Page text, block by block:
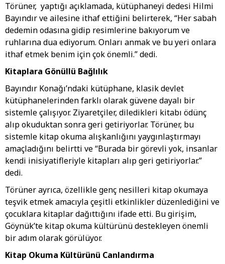
Törüner, yaptığı açıklamada, kütüphaneyi dedesi Hilmi
Bayındır ve ailesine ithaf ettiğini belirterek, “Her sabah
dedemin odasına gidip resimlerine bakıyorum ve
ruhlarına dua ediyorum. Onları anmak ve bu yeri onlara
ithaf etmek benim için çok önemli.” dedi.
Kitaplara Gönüllü Bağlılık
Bayındır Konağı’ndaki kütüphane, klasik devlet
kütüphanelerinden farklı olarak güvene dayalı bir
sistemle çalışıyor. Ziyaretçiler, diledikleri kitabı ödünç
alıp okuduktan sonra geri getiriyorlar. Törüner, bu
sistemle kitap okuma alışkanlığını yaygınlaştırmayı
amaçladığını belirtti ve “Burada bir görevli yok, insanlar
kendi inisiyatifleriyle kitapları alıp geri getiriyorlar.”
dedi.
Törüner ayrıca, özellikle genç nesilleri kitap okumaya
teşvik etmek amacıyla çeşitli etkinlikler düzenlediğini ve
çocuklara kitaplar dağıttığını ifade etti. Bu girişim,
Göynük’te kitap okuma kültürünü destekleyen önemli
bir adım olarak görülüyor.
Kitap Okuma Kültürünü Canlandırma